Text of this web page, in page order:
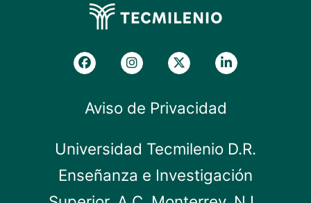
Aviso de Privacidad
Universidad Tecmilenio D.R.
Enseñanza e Investigación